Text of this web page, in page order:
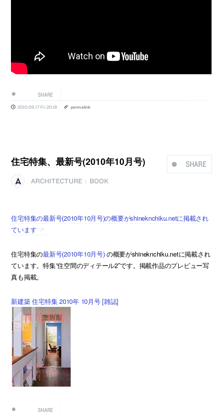
SHARE
2010.09.17 Fri 20:18 permalink
SHARE
住宅特集、最新号(2010年10月号)
ARCHITECTURE BOOK
住宅特集の最新号(2010年10月号)の概要がshineknchiku.netに掲載され
ています
住宅特集の最新号(2010年10月号)の概要がshineknchiku.netに掲載され
ています。特集”住空間のディテール2″です。掲載作品のプレビュー写
真も掲載。
新建築 住宅特集 2010年 10月号 [雑誌]
SHARE